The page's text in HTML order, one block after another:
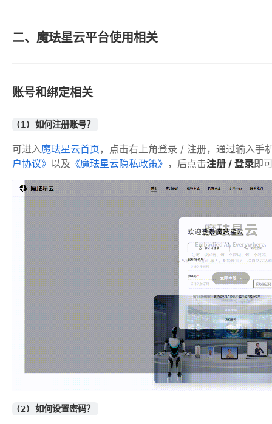
二、魔珐星云平台使用相关
账号和绑定相关
(1) 如何注册账号？
可进入魔珐星云首页 ，点击右上角登录 / 注册，通过输入手
户协议》 以及 《魔珐星云隐私政策》 ，后点击注册 / 登录即
(2) 如何设置密码？